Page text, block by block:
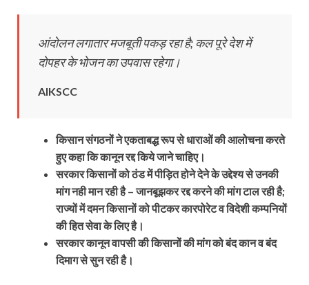
आंदोलन लगातार मजबूती पकड़ रहा है; कल पूरे देश में
दोपहर के भोजन का उपवास रहेगा।
AIKSCC
किसान संगठनों ने एकताबद्ध रूप से धाराओं की आलोचना करते
हुए कहा कि कानून रद्द किये जाने चाहिए।
सरकार किसानों को ठंड में पीड़ित होने देने के उद्देश्य से उनकी
मांग नही मान रही है – जानबूझकर रद्द करने की मांग टाल रही है;
राज्यों में दमन किसानों को पीटकर कारपोरेट व विदेशी कम्पनियों
की हित सेवा के लिए है।
सरकार कानून वापसी की किसानों की मांग को बंद कान व बंद
दिमाग से सुन रही है।